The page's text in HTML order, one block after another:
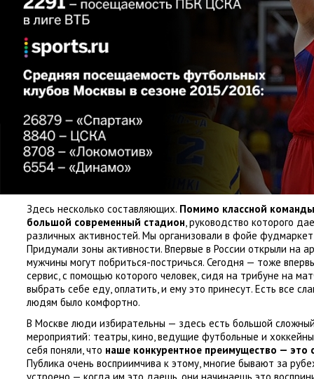
Здесь несколько составляющих. Помимо классной команды
большой современный стадион, руководство которого
различных активностей. Мы организовали в фойе
Придумали зоны активности. Впервые в России открыли на
мужчины могут побриться-постричься. Сегодня — тоже
сервис, с помощью которого человек, сидя на трибуне на
выбрать себе еду, оплатить, и ему это принесут. Есть все
людям было комфортно.
В Москве люди избирательны — здесь есть большой
мероприятий: театры, кино, ведущие футбольные и
себя поняли, что наше конкурентное преимущество — это
Публика очень восприимчива к этому, многие бывают за